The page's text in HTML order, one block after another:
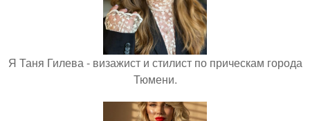
Я Таня Гилева - визажист и стилист по прическам города
Тюмени.